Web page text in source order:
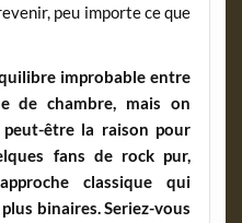
peu importe ce que
improbable entre
de chambre, mais on
peut-être la raison pour
fans de rock pur,
classique qui
binaires. Seriez-vous